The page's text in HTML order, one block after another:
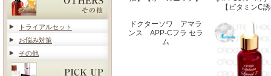
トライアルセット
お悩み対策
その他
【ビタミンC
ドクターソワ アマラ
ンス APP-Cフラ セラ
ム